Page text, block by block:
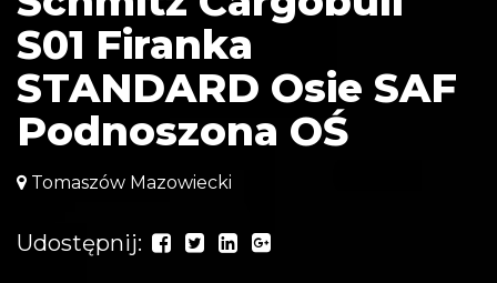
S01 Firanka
STANDARD Osie SAF
Podnoszona OŚ
Tomaszów Mazowiecki
Udostępnij: